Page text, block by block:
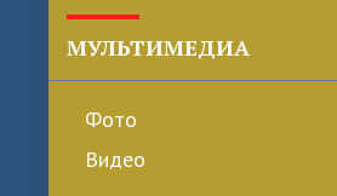
МУЛЬТИМЕДИА
Фото
Видео